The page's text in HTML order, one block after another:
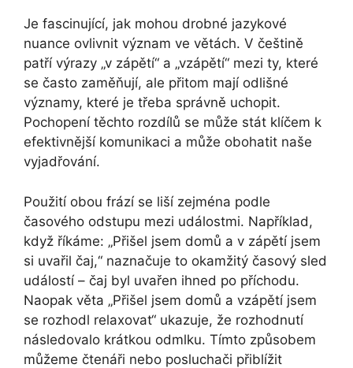
Je fascinující, jak mohou drobné jazykové
nuance ovlivnit význam ve větách. V češtině
patří výrazy „v zápětí“ a „vzápětí“ mezi ty, které
se často zaměňují, ale přitom mají odlišné
významy, které je třeba správně uchopit.
Pochopení těchto rozdílů se může stát klíčem k
efektivnější komunikaci a může obohatit naše
vyjadřování.
Použití obou frází se liší zejména podle
časového odstupu mezi událostmi. Například,
když říkáme: „Přišel jsem domů a v zápětí jsem
si uvařil čaj,“ naznačuje to okamžitý časový sled
událostí – čaj byl uvařen ihned po příchodu.
Naopak věta „Přišel jsem domů a vzápětí jsem
se rozhodl relaxovat“ ukazuje, že rozhodnutí
následovalo krátkou odmlku. Tímto způsobem
můžeme čtenáři nebo posluchači přiblížit